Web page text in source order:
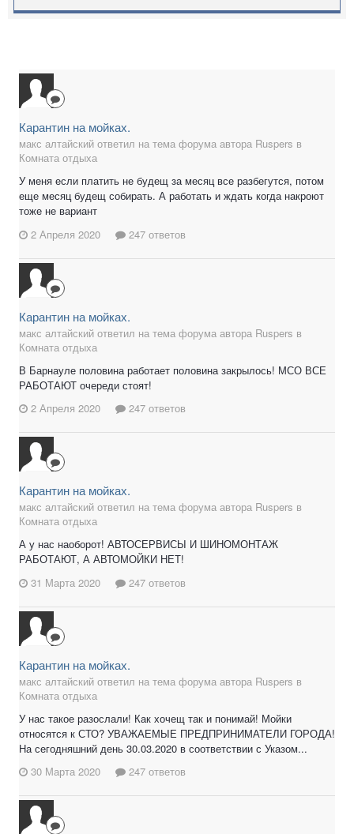
Карантин на мойках.
макс алтайский ответил на тема форума автора Ruspers в
Комната отдыха
У меня если платить не будещ за месяц все разбегутся, потом
еще месяц будещ собирать. А работать и ждать когда накроют
тоже не вариант
2 Апреля 2020
247 ответов
Карантин на мойках.
макс алтайский ответил на тема форума автора Ruspers в
Комната отдыха
В Барнауле половина работает половина закрылось! МСО ВСЕ
РАБОТАЮТ очереди стоят!
2 Апреля 2020
247 ответов
Карантин на мойках.
макс алтайский ответил на тема форума автора Ruspers в
Комната отдыха
А у нас наоборот! АВТОСЕРВИСЫ И ШИНОМОНТАЖ
РАБОТАЮТ, А АВТОМОЙКИ НЕТ!
31 Марта 2020
247 ответов
Карантин на мойках.
макс алтайский ответил на тема форума автора Ruspers в
Комната отдыха
У нас такое разослали! Как хочещ так и понимай! Мойки
относятся к СТО? УВАЖАЕМЫЕ ПРЕДПРИНИМАТЕЛИ ГОРОДА!
На сегодняшний день 30.03.2020 в соответствии с Указом...
30 Марта 2020
247 ответов